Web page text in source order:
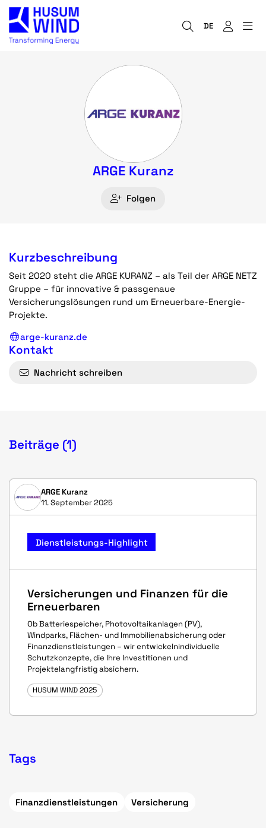
DE
ARGE Kuranz
Folgen
Kurzbeschreibung
Seit 2020 steht die ARGE KURANZ – als Teil der ARGE NETZ
Gruppe – für innovative & passgenaue
Versicherungslösungen rund um Erneuerbare-Energie-
Projekte.
arge-kuranz.de
Kontakt
Nachricht schreiben
Beiträge (1)
ARGE Kuranz
11. September 2025
Dienstleistungs-Highlight
Versicherungen und Finanzen für die
Erneuerbaren
Ob Batteriespeicher, Photovoltaikanlagen (PV),
Windparks, Flächen- und Immobilienabsicherung oder
Finanzdienstleistungen – wir entwickelnindividuelle
Schutzkonzepte, die Ihre Investitionen und
Projektelangfristig absichern.
HUSUM WIND 2025
Tags
Finanzdienstleistungen Versicherung